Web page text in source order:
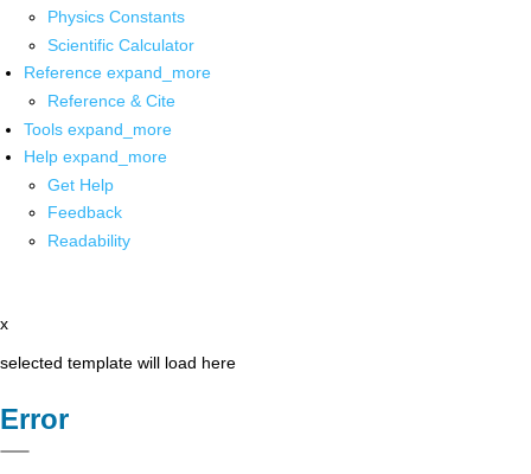
Physics Constants
Scientific Calculator
Reference expand_more
Reference & Cite
Tools expand_more
Help expand_more
Get Help
Feedback
Readability
x
selected template will load here
Error